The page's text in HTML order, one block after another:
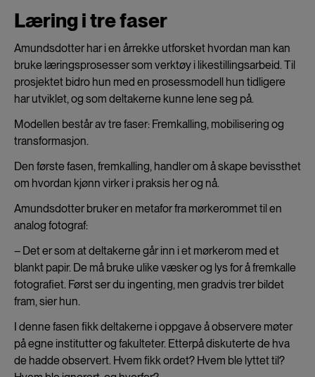
Læring i tre faser
Amundsdotter har i en årrekke utforsket hvordan man kan
bruke læringsprosesser som verktøy i likestillingsarbeid. Til
prosjektet bidro hun med en prosessmodell hun tidligere
har utviklet, og som deltakerne kunne lene seg på.
Modellen består av tre faser: Fremkalling, mobilisering og
transformasjon.
Den første fasen, fremkalling, handler om å skape bevissthet
om hvordan kjønn virker i praksis her og nå.
Amundsdotter bruker en metafor fra mørkerommet til en
analog fotograf:
– Det er som at deltakerne går inn i et mørkerom med et
blankt papir. De må bruke ulike væsker og lys for å fremkalle
fotografiet. Først ser du ingenting, men gradvis trer bildet
fram, sier hun.
I denne fasen fikk deltakerne i oppgave å observere møter
på egne institutter og fakulteter. Etterpå diskuterte de hva
de hadde observert. Hvem fikk ordet? Hvem ble lyttet til?